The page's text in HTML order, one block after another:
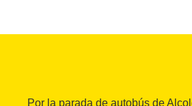
Por la parada de autobús de